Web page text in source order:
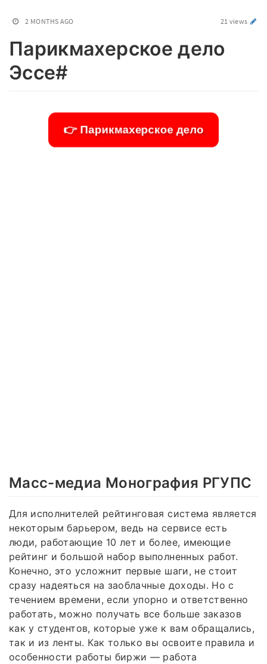
2 MONTHS AGO 21 views
Парикмахерское дело
Эссе#
👉 Парикмахерское дело
Масс-медиа Монография РГУПС
Для исполнителей рейтинговая система является
некоторым барьером, ведь на сервисе есть
люди, работающие 10 лет и более, имеющие
рейтинг и большой набор выполненных работ.
Конечно, это усложнит первые шаги, не стоит
сразу надеяться на заоблачные доходы. Но с
течением времени, если упорно и ответственно
работать, можно получать все больше заказов
как у студентов, которые уже к вам обращались,
так и из ленты. Как только вы освоите правила и
особенности работы биржи — работа